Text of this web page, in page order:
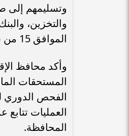
وتسليمهم إلى
والتخزين،
الموافق 15 من شهر أبريل الماضي، مشيراً إلى إنتظام سير عملية توريد الأقماح دون أية معوقات .
وأكد محافظ
المستحقات
الفحص الدوري
المحافظة.